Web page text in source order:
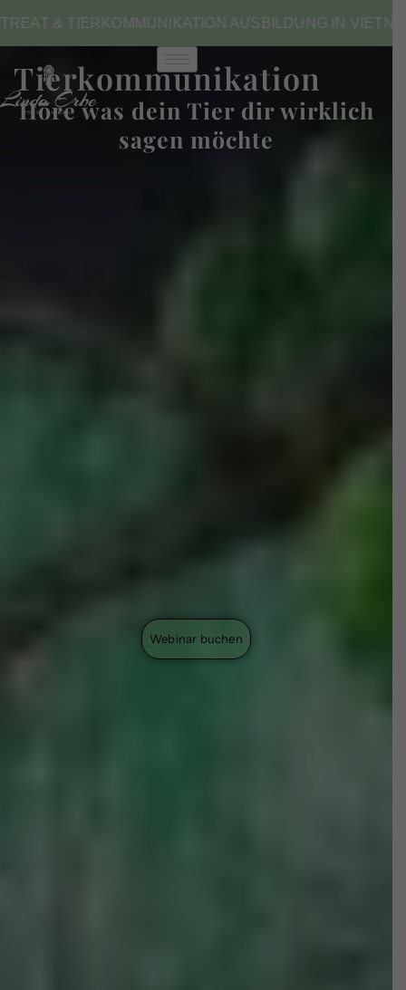
springen
& TIERKOMMUNIKATION AUSBILDUNG IN VIETNAM
Tierkommunikation
Höre was dein Tier dir wirklich
sagen möchte
Webinar buchen